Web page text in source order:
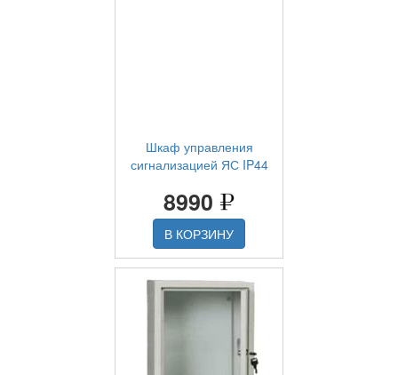
Шкаф управления
сигнализацией ЯС IP44
8990
В КОРЗИНУ